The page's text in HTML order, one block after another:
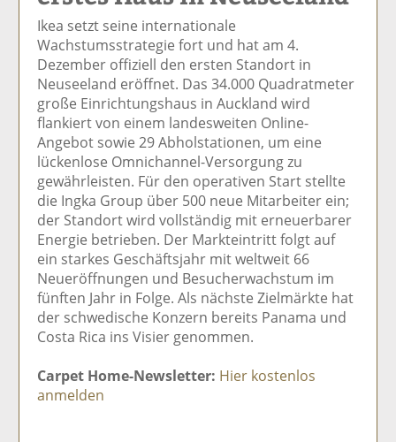
uf
F
ac
e
b
o
o
k
te
il
e
n
t
wi
tt
er
n
Li
n
k
e
di
n
te
il
e
n
m
er
se
n
d
e
e
Ikea setzt seine internationale
Wachstumsstrategie fort und hat am 4.
Dezember offiziell den ersten Standort in
Neuseeland eröffnet. Das 34.000 Quadratmeter
große Einrichtungshaus in Auckland wird
flankiert von einem landesweiten Online-
Angebot sowie 29 Abholstationen, um eine
lückenlose Omnichannel-Versorgung zu
gewährleisten. Für den operativen Start stellte
die Ingka Group über 500 neue Mitarbeiter ein;
der Standort wird vollständig mit erneuerbarer
Energie betrieben. Der Markteintritt folgt auf
ein starkes Geschäftsjahr mit weltweit 66
Neueröffnungen und Besucherwachstum im
fünften Jahr in Folge. Als nächste Zielmärkte hat
der schwedische Konzern bereits Panama und
Costa Rica ins Visier genommen.
Carpet Home-Newsletter: Hier kostenlos
anmelden